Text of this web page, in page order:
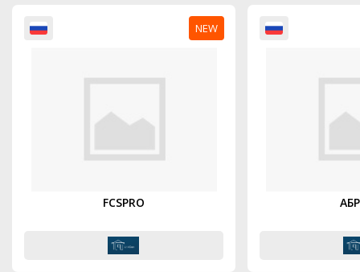
NEW
FCSPRO